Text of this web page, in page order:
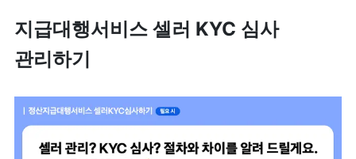
지급대행서비스 셀러 KYC 심사
관리하기